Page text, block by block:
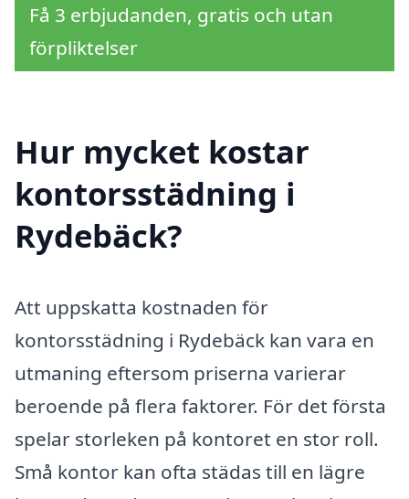
Få 3 erbjudanden, gratis och utan
förpliktelser
Hur mycket kostar
kontorsstädning i
Rydebäck?
Att uppskatta kostnaden för
kontorsstädning i Rydebäck kan vara en
utmaning eftersom priserna varierar
beroende på flera faktorer. För det första
spelar storleken på kontoret en stor roll.
Små kontor kan ofta städas till en lägre